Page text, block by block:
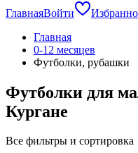
ГлавнаяВойти
Главная
0-12 месяцев
Футболки, рубашки
Футболки для
Кургане
Все фильтры и сортировка